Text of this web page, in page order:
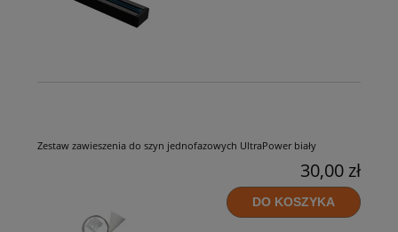
Zestaw zawieszenia do szyn jednofazowych UltraPower biały
30,00 zł
DO KOSZYKA